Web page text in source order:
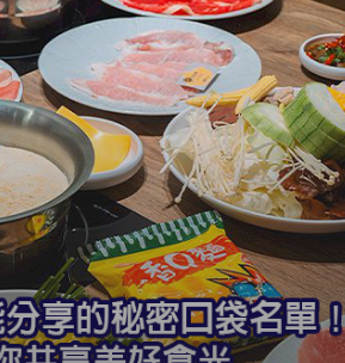
閱讀